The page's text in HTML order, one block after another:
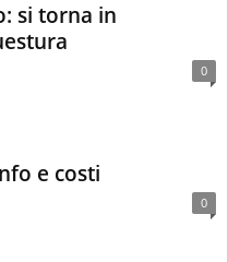
si torna in
0
e costi
0